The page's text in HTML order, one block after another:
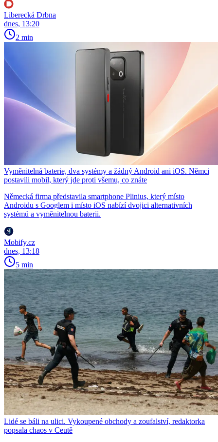
Liberecká Drbna
dnes, 13:20
2 min
Vyměnitelná baterie, dva systémy a žádný Android ani iOS. Němci
postavili mobil, který jde proti všemu, co znáte
Německá firma představila smartphone Plinius, který místo
Androidu s Googlem i místo iOS nabízí dvojici alternativních
systémů a vyměnitelnou baterii.
Mobify.cz
dnes, 13:18
5 min
Lidé se báli na ulici. Vykoupené obchody a zoufalství, redaktorka
popsala chaos v Ceutě